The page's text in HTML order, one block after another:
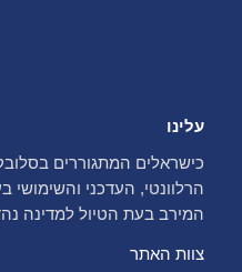
עלינו
כישראלים המתגוררים
הרלוונטי, העדכני
המירב בעת הטיול למדינה
צוות האתר